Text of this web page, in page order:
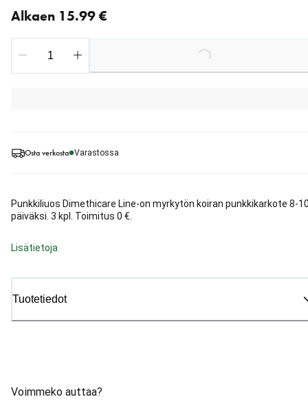
Osta verkosta Varastossa
Punkkiliuos Dimethicare Line-on myrkytön koiran punkkikarkote 8-
päiväksi. 3 kpl. Toimitus 0 €.
Lisätietoja
Tuotetiedot
Voimmeko auttaa?
Alkaen 15.99 €